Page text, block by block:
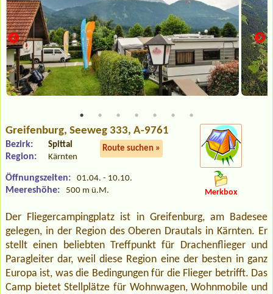
Greifenburg, Seeweg 333, A-9761
Route suchen »
Bezirk: Spittal
Region: Kärnten
Öffnungszeiten: 01.04. - 10.10.
Meereshöhe: 500 m ü.M. Merkbox
Der Fliegercampingplatz ist in Greifenburg, am Badesee
gelegen, in der Region des Oberen Drautals in Kärnten. Er
stellt einen beliebten Treffpunkt für Drachenflieger und
Paragleiter dar, weil diese Region eine der besten in ganz
Europa ist, was die Bedingungen für die Flieger betrifft. Das
Camp bietet Stellplätze für Wohnwagen, Wohnmobile und